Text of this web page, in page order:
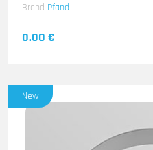
Brand Pfand
0.00 €
New